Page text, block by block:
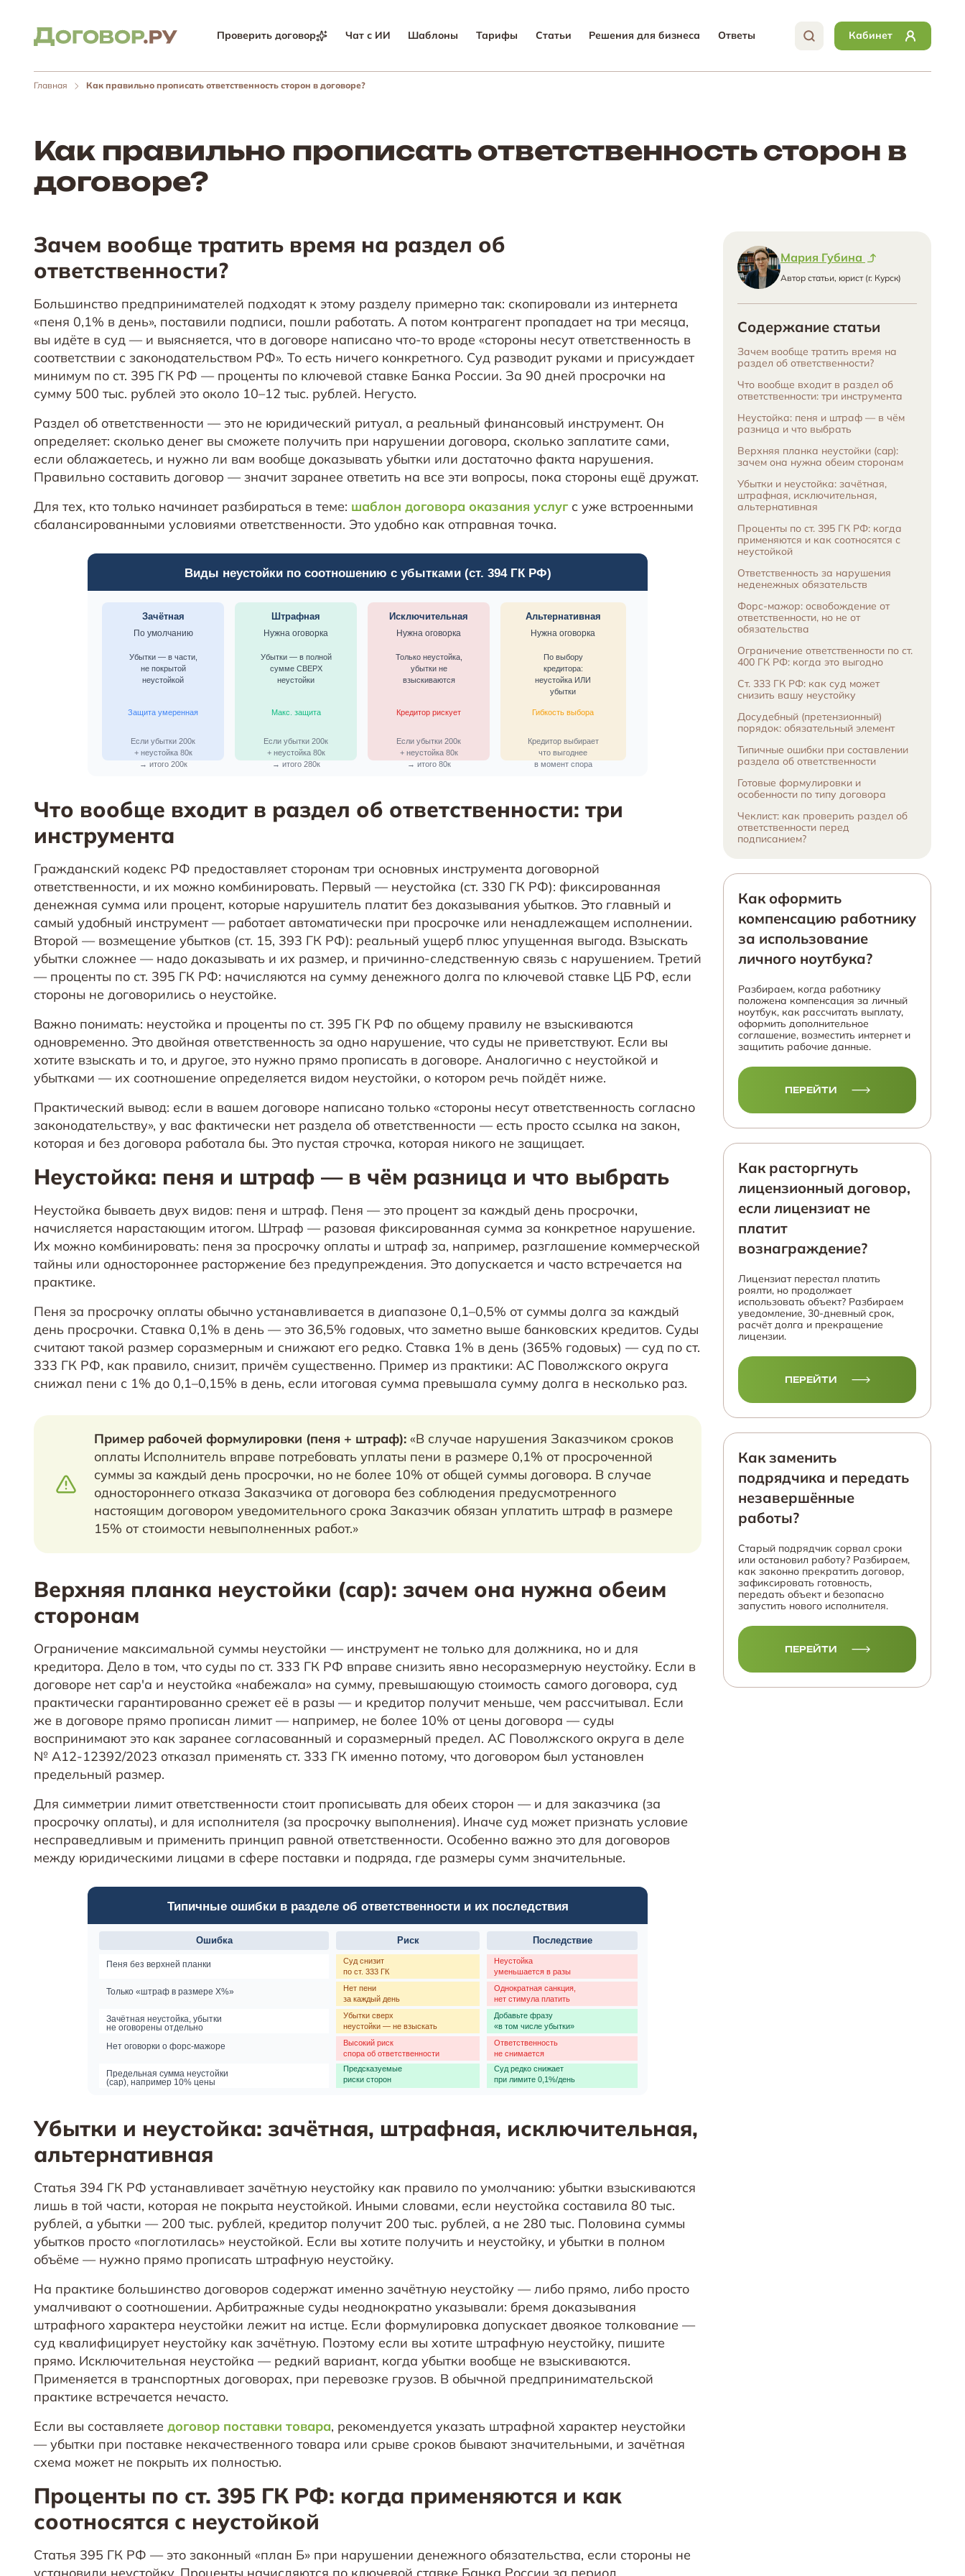
Проверить договор Чат с ИИ Шаблоны Тарифы Статьи Решения для бизнеса Ответы Кабинет
Главная Как правильно прописать ответственность сторон в договоре?
Как правильно прописать ответственность сторон в
договоре?
Зачем вообще тратить время на раздел об
ответственности?
Большинство предпринимателей подходят к этому разделу примерно так: скопировали из интернета
«пеня 0,1% в день», поставили подписи, пошли работать. А потом контрагент пропадает на три месяца,
вы идёте в суд — и выясняется, что в договоре написано что-то вроде «стороны несут ответственность в
соответствии с законодательством РФ». То есть ничего конкретного. Суд разводит руками и присуждает
минимум по ст. 395 ГК РФ — проценты по ключевой ставке Банка России. За 90 дней просрочки на
сумму 500 тыс. рублей это около 10–12 тыс. рублей. Негусто.
Раздел об ответственности — это не юридический ритуал, а реальный финансовый инструмент. Он
определяет: сколько денег вы сможете получить при нарушении договора, сколько заплатите сами,
если облажаетесь, и нужно ли вам вообще доказывать убытки или достаточно факта нарушения.
Правильно составить договор — значит заранее ответить на все эти вопросы, пока стороны ещё дружат.
Для тех, кто только начинает разбираться в теме: шаблон договора оказания услуг с уже встроенными
сбалансированными условиями ответственности. Это удобно как отправная точка.
Что вообще входит в раздел об ответственности: три
инструмента
Гражданский кодекс РФ предоставляет сторонам три основных инструмента договорной
ответственности, и их можно комбинировать. Первый — неустойка (ст. 330 ГК РФ): фиксированная
денежная сумма или процент, которые нарушитель платит без доказывания убытков. Это главный и
самый удобный инструмент — работает автоматически при просрочке или ненадлежащем исполнении.
Второй — возмещение убытков (ст. 15, 393 ГК РФ): реальный ущерб плюс упущенная выгода. Взыскать
убытки сложнее — надо доказывать и их размер, и причинно-следственную связь с нарушением. Третий
— проценты по ст. 395 ГК РФ: начисляются на сумму денежного долга по ключевой ставке ЦБ РФ, если
стороны не договорились о неустойке.
Важно понимать: неустойка и проценты по ст. 395 ГК РФ по общему правилу не взыскиваются
одновременно. Это двойная ответственность за одно нарушение, что суды не приветствуют. Если вы
хотите взыскать и то, и другое, это нужно прямо прописать в договоре. Аналогично с неустойкой и
убытками — их соотношение определяется видом неустойки, о котором речь пойдёт ниже.
Практический вывод: если в вашем договоре написано только «стороны несут ответственность согласно
законодательству», у вас фактически нет раздела об ответственности — есть просто ссылка на закон,
которая и без договора работала бы. Это пустая строчка, которая никого не защищает.
Неустойка: пеня и штраф — в чём разница и что выбрать
Неустойка бываеть двух видов: пеня и штраф. Пеня — это процент за каждый день просрочки,
начисляется нарастающим итогом. Штраф — разовая фиксированная сумма за конкретное нарушение.
Их можно комбинировать: пеня за просрочку оплаты и штраф за, например, разглашение коммерческой
тайны или одностороннее расторжение без предупреждения. Это допускается и часто встречается на
практике.
Пеня за просрочку оплаты обычно устанавливается в диапазоне 0,1–0,5% от суммы долга за каждый
день просрочки. Ставка 0,1% в день — это 36,5% годовых, что заметно выше банковских кредитов. Суды
считают такой размер соразмерным и снижают его редко. Ставка 1% в день (365% годовых) — суд по ст.
333 ГК РФ, как правило, снизит, причём существенно. Пример из практики: АС Поволжского округа
снижал пени с 1% до 0,1–0,15% в день, если итоговая сумма превышала сумму долга в несколько раз.
Пример рабочей формулировки (пеня + штраф): «В случае нарушения Заказчиком сроков
оплаты Исполнитель вправе потребовать уплаты пени в размере 0,1% от просроченной
суммы за каждый день просрочки, но не более 10% от общей суммы договора. В случае
одностороннего отказа Заказчика от договора без соблюдения предусмотренного
настоящим договором уведомительного срока Заказчик обязан уплатить штраф в размере
15% от стоимости невыполненных работ.»
Верхняя планка неустойки (cap): зачем она нужна обеим
сторонам
Ограничение максимальной суммы неустойки — инструмент не только для должника, но и для
кредитора. Дело в том, что суды по ст. 333 ГК РФ вправе снизить явно несоразмерную неустойку. Если в
договоре нет cap'а и неустойка «набежала» на сумму, превышающую стоимость самого договора, суд
практически гарантированно срежет её в разы — и кредитор получит меньше, чем рассчитывал. Если
же в договоре прямо прописан лимит — например, не более 10% от цены договора — суды
воспринимают это как заранее согласованный и соразмерный предел. АС Поволжского округа в деле
№ А12-12392/2023 отказал применять ст. 333 ГК именно потому, что договором был установлен
предельный размер.
Для симметрии лимит ответственности стоит прописывать для обеих сторон — и для заказчика (за
просрочку оплаты), и для исполнителя (за просрочку выполнения). Иначе суд может признать условие
несправедливым и применить принцип равной ответственности. Особенно важно это для договоров
между юридическими лицами в сфере поставки и подряда, где размеры сумм значительные.
Убытки и неустойка: зачётная, штрафная, исключительная,
альтернативная
Статья 394 ГК РФ устанавливает зачётную неустойку как правило по умолчанию: убытки взыскиваются
лишь в той части, которая не покрыта неустойкой. Иными словами, если неустойка составила 80 тыс.
рублей, а убытки — 200 тыс. рублей, кредитор получит 200 тыс. рублей, а не 280 тыс. Половина суммы
убытков просто «поглотилась» неустойкой. Если вы хотите получить и неустойку, и убытки в полном
объёме — нужно прямо прописать штрафную неустойку.
На практике большинство договоров содержат именно зачётную неустойку — либо прямо, либо просто
умалчивают о соотношении. Арбитражные суды неоднократно указывали: бремя доказывания
штрафного характера неустойки лежит на истце. Если формулировка допускает двоякое толкование —
суд квалифицирует неустойку как зачётную. Поэтому если вы хотите штрафную неустойку, пишите
прямо. Исключительная неустойка — редкий вариант, когда убытки вообще не взыскиваются.
Применяется в транспортных договорах, при перевозке грузов. В обычной предпринимательской
практике встречается нечасто.
Если вы составляете договор поставки товара, рекомендуется указать штрафной характер неустойки
— убытки при поставке некачественного товара или срыве сроков бывают значительными, и зачётная
схема может не покрыть их полностью.
Проценты по ст. 395 ГК РФ: когда применяются и как
соотносятся с неустойкой
Статья 395 ГК РФ — это законный «план Б» при нарушении денежного обязательства, если стороны не
установили неустойку. Проценты начисляются по ключевой ставке Банка России за период
Мария Губина
Автор статьи, юрист (г. Курск)
Содержание статьи
Зачем вообще тратить время на
раздел об ответственности?
Что вообще входит в раздел об
ответственности: три инструмента
Неустойка: пеня и штраф — в чём
разница и что выбрать
Верхняя планка неустойки (cap):
зачем она нужна обеим сторонам
Убытки и неустойка: зачётная,
штрафная, исключительная,
альтернативная
Проценты по ст. 395 ГК РФ: когда
применяются и как соотносятся с
неустойкой
Ответственность за нарушения
неденежных обязательств
Форс-мажор: освобождение от
ответственности, но не от
обязательства
Ограничение ответственности по ст.
400 ГК РФ: когда это выгодно
Ст. 333 ГК РФ: как суд может
снизить вашу неустойку
Досудебный (претензионный)
порядок: обязательный элемент
Типичные ошибки при составлении
раздела об ответственности
Готовые формулировки и
особенности по типу договора
Чеклист: как проверить раздел об
ответственности перед
подписанием?
Как оформить
компенсацию работнику
за использование
личного ноутбука?
Разбираем, когда работнику
положена компенсация за личный
ноутбук, как рассчитать выплату,
оформить дополнительное
соглашение, возместить интернет и
защитить рабочие данные.
ПЕРЕЙТИ
Как расторгнуть
лицензионный договор,
если лицензиат не
платит
вознаграждение?
Лицензиат перестал платить
роялти, но продолжает
использовать объект? Разбираем
уведомление, 30-дневный срок,
расчёт долга и прекращение
лицензии.
ПЕРЕЙТИ
Как заменить
подрядчика и передать
незавершённые
работы?
Старый подрядчик сорвал сроки
или остановил работу? Разбираем,
как законно прекратить договор,
зафиксировать готовность,
передать объект и безопасно
запустить нового исполнителя.
ПЕРЕЙТИ